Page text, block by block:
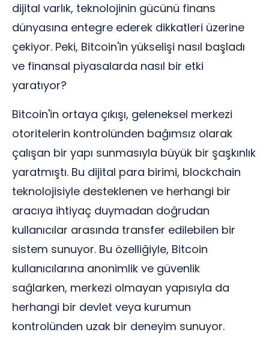
dijital varlık, teknolojinin gücünü finans
dünyasına entegre ederek dikkatleri üzerine
çekiyor. Peki, Bitcoin'in yükselişi nasıl başladı
ve finansal piyasalarda nasıl bir etki
yaratıyor?
Bitcoin'in ortaya çıkışı, geleneksel merkezi
otoritelerin kontrolünden bağımsız olarak
çalışan bir yapı sunmasıyla büyük bir şaşkınlık
yaratmıştı. Bu dijital para birimi, blockchain
teknolojisiyle desteklenen ve herhangi bir
aracıya ihtiyaç duymadan doğrudan
kullanıcılar arasında transfer edilebilen bir
sistem sunuyor. Bu özelliğiyle, Bitcoin
kullanıcılarına anonimlik ve güvenlik
sağlarken, merkezi olmayan yapısıyla da
herhangi bir devlet veya kurumun
kontrolünden uzak bir deneyim sunuyor.